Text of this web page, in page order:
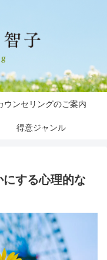
ウンセリングのご案内
得意ジャンル
にする心理的な